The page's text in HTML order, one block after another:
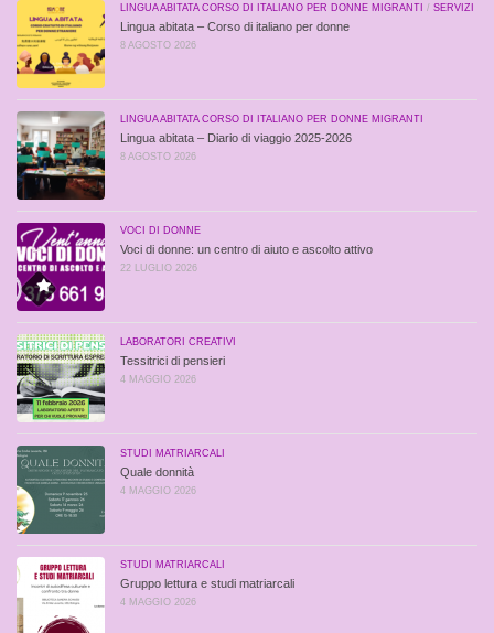
LINGUA ABITATA CORSO DI ITALIANO PER DONNE MIGRANTI / SERVIZI
Lingua abitata – Corso di italiano per donne
8 AGOSTO 2026
LINGUA ABITATA CORSO DI ITALIANO PER DONNE MIGRANTI
Lingua abitata – Diario di viaggio 2025-2026
8 AGOSTO 2026
VOCI DI DONNE
Voci di donne: un centro di aiuto e ascolto attivo
22 LUGLIO 2026
LABORATORI CREATIVI
Tessitrici di pensieri
4 MAGGIO 2026
STUDI MATRIARCALI
Quale donnità
4 MAGGIO 2026
STUDI MATRIARCALI
Gruppo lettura e studi matriarcali
4 MAGGIO 2026